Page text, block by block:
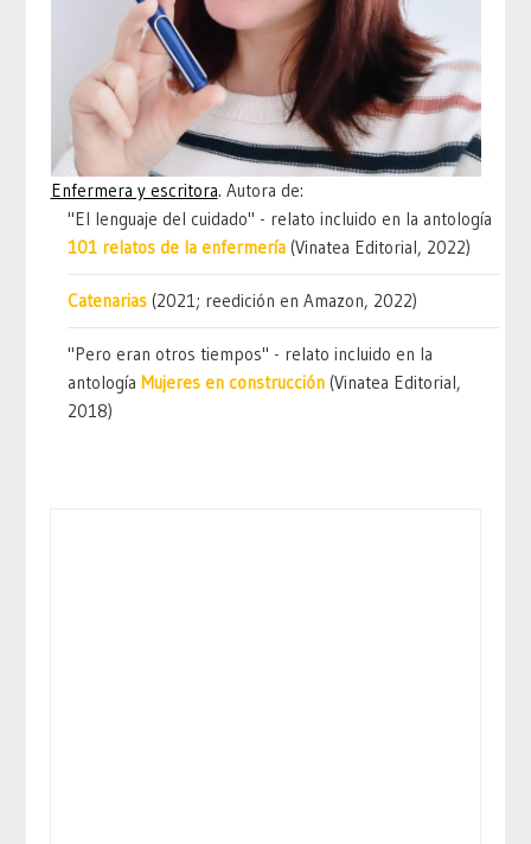
Enfermera y escritora. Autora de:
"El lenguaje del cuidado" - relato incluido en la antología
101 relatos de la enfermería (Vinatea Editorial, 2022)
Catenarias (2021; reedición en Amazon, 2022)
"Pero eran otros tiempos" - relato incluido en la
antología Mujeres en construcción (Vinatea Editorial,
2018)